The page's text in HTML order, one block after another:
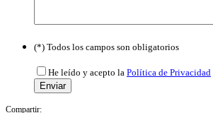
favor,
este
campo
(*) Todos los campos son obligatorios
He leído y acepto la Política de Privacidad
Compartir: